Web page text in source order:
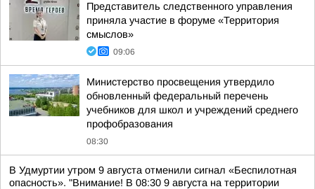
Представитель следственного управления
приняла участие в форуме «Территория
смыслов»
09:06
Министерство просвещения утвердило
обновленный федеральный перечень
учебников для школ и учреждений среднего
профобразования
08:30
В Удмуртии утром 9 августа отменили сигнал «Беспилотная
опасность». "Внимание! В 08:30 9 августа на территории